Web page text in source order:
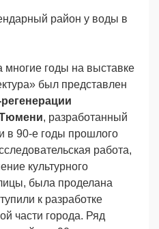
район у воды в
годы на выставке
был представлен
Тюмени, разработанный
в 90-е годы прошлого
работа,
культурного
была проделана
к разработке
части города. Ряд